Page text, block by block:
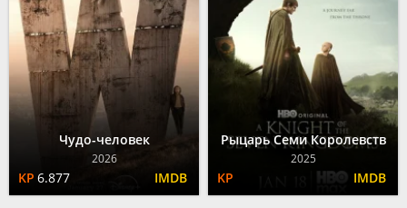
Чудо-человек
2026
6.877
Рыцарь Семи Королевств
2025